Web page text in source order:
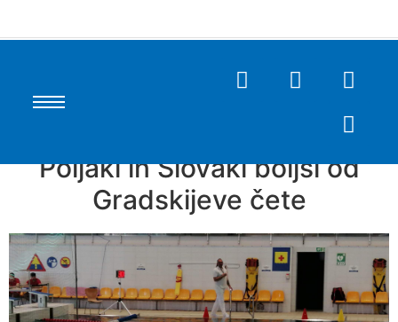
Poljaki in Slovaki boljši od
Gradskijeve čete